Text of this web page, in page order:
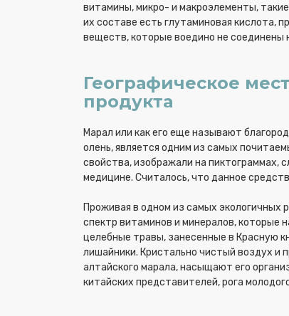
витамины, микро- и макроэлементы,
их составе есть глутаминовая кислота,
веществ, которые воедино не соединены
Географическое
продукта
Марал или как его еще называют
олень, является одним из самых
свойства, изображали на пиктограммах,
медицине. Считалось, что данное
Проживая в одном из самых экологичных
спектр витаминов и минералов, которые
целебные травы, занесенные в Красную
лишайники. Кристально чистый воздух и
алтайского марала, насыщают его
китайских представителей, рога